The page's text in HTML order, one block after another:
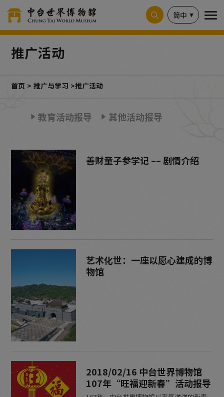
简中
推广活动
首页 推广与学习 推广活动
教育活动报导 其他活动报导
善财童子参学记 –– 剧情介绍
艺术化世：一座以愿心建成的博
物馆
2018/02/16 中台世界博物馆
107年“旺福迎新春”活动报导
Cookie管理面板